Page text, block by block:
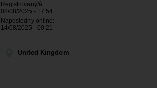
Registrovaný/á:
08/08/2025 - 17:54
Naposledny online:
14/08/2025 - 00:21
United Kingdom